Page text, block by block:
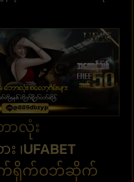
ာလုံး
၊UFABET
ရိုက်ဝဘ်ဆိုက်